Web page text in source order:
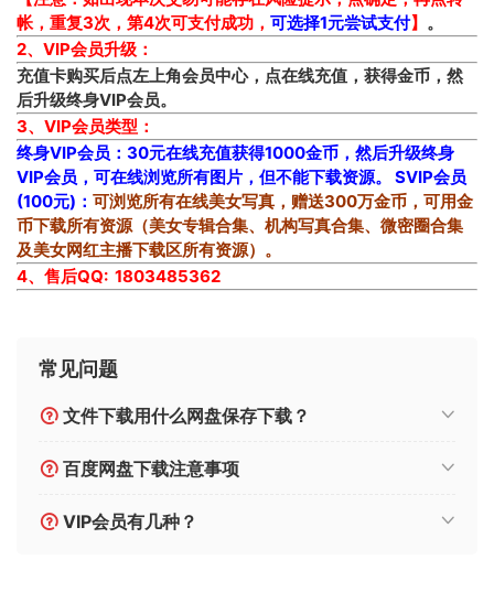
帐，重复3次，第4次可支付成功， 可选择1元尝试支付】 。
2、VIP会员升级：
充值卡购买后点左上角会员中心，点在线充值 ，获得金币，然
后升级终身VIP会员。
3、VIP会员类型：
终身VIP会员：30元在线充值获得1000金币，然后升级终身
VIP会员，可在线浏览所有图片，但不能下载资源。
SVIP会员
(100元)： 可浏览所有在线美女写真，赠送300万金币，可用金
币下载所有资源（美女专辑合集、机构写真合集、微密圈合集
及美女网红主播下载区所有资源）。
4、售后QQ: 1803485362
常见问题
文件下载用什么网盘保存下载？
百度网盘下载注意事项
VIP会员有几种？